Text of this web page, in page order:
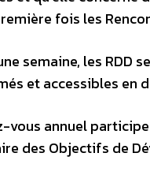
fois les
semaine, les RDD
et accessibles en
vous annuel
des Objectifs de